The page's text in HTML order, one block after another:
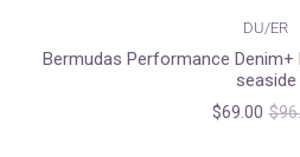
DU/ER
Bermudas Performance
seaside
$69.00